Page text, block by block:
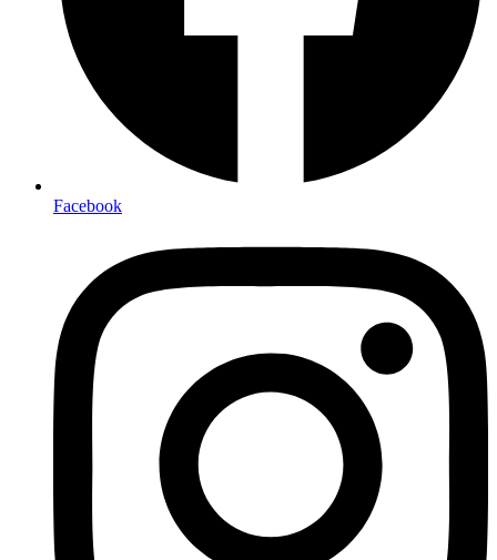
Facebook